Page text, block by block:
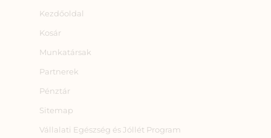
Kezdőoldal
Kosár
Munkatársak
Partnerek
Pénztár
Sitemap
Vállalati Egészség és Jóllét Program